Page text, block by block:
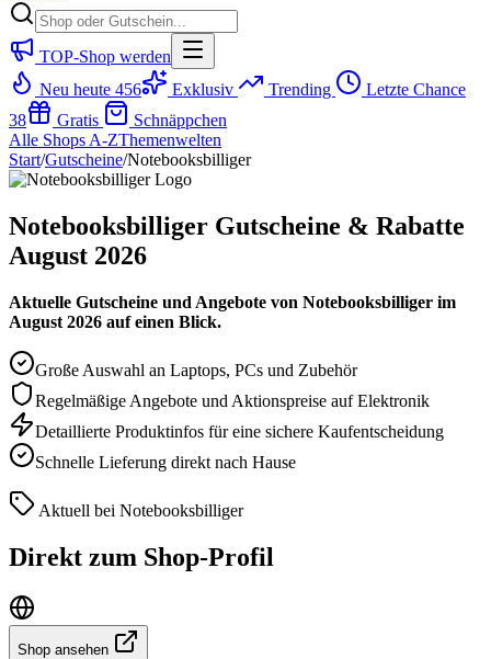
TOP-Shop werden
Neu heute 456 Exklusiv Trending
Letzte Chance
38
Gratis
Schnäppchen
Alle Shops A-ZThemenwelten
Start/Gutscheine/Notebooksbilliger
Notebooksbilliger Gutscheine & Rabatte
August 2026
Aktuelle Gutscheine und Angebote von Notebooksbilliger im
August 2026 auf einen Blick.
Große Auswahl an Laptops, PCs und Zubehör
Regelmäßige Angebote und Aktionspreise auf Elektronik
Detaillierte Produktinfos für eine sichere Kaufentscheidung
Schnelle Lieferung direkt nach Hause
Aktuell bei Notebooksbilliger
Direkt zum Shop-Profil
Shop ansehen